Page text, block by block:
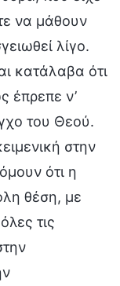
να μάθουν
λίγο.
κατάλαβα ότι
έπρεπε ν’
του Θεού.
στην
ότι η
θέση, με
τις